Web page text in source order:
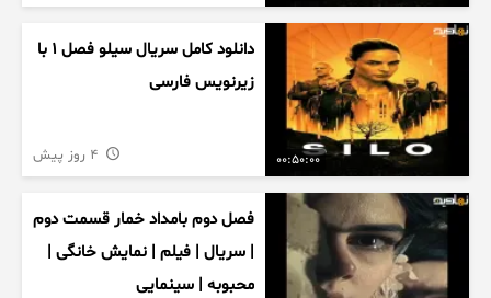
00:50:00
دانلود کامل سریال سیلو فصل ۱ با
زیرنویس فارسی
فصل دوم بامداد خمار قسمت دوم
| سریال | فیلم | نمایش خانگی |
محبوبه | سینمایی